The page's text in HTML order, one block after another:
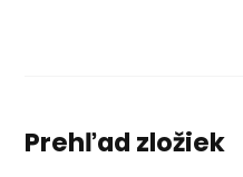
Prehľad zložiek